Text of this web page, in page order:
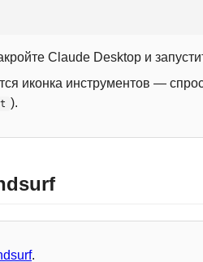
Claude Desktop и
иконка инструментов —
).
.